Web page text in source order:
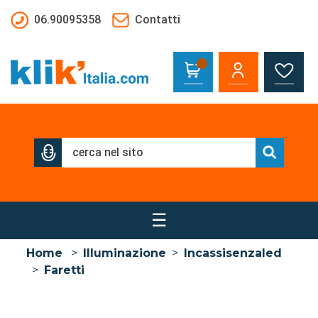
06.90095358
Contatti
☰
Home > Illuminazione > Incassisenzaled
> Faretti